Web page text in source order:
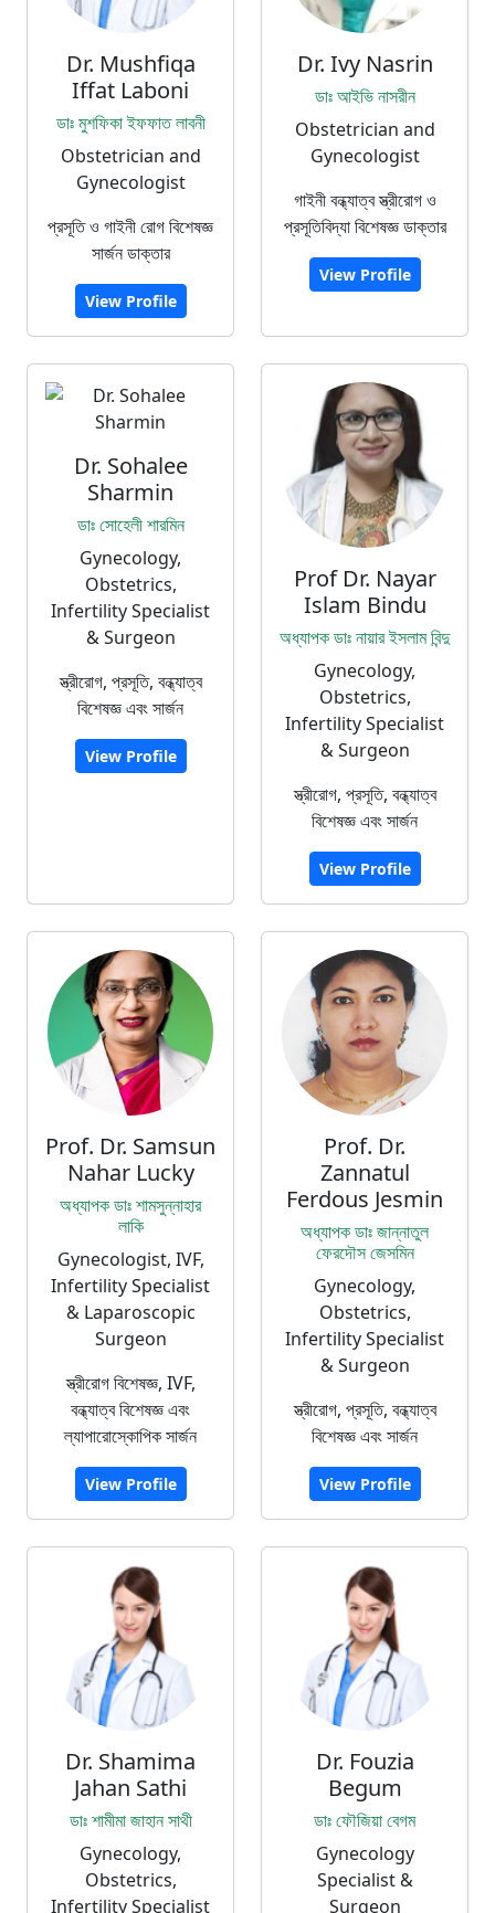
Dr. Mushfiqa
Iffat Laboni
ডাঃ মুশফিকা ইফফাত লাবনী
Obstetrician and
Gynecologist
প্রসূতি ও গাইনী রোগ বিশেষজ্ঞ
সার্জন ডাক্তার
View Profile
Dr. Ivy Nasrin
ডাঃ আইভি নাসরীন
Obstetrician and
Gynecologist
গাইনী বন্ধ্যাত্ব স্ত্রীরোগ ও
প্রসূতিবিদ্যা বিশেষজ্ঞ ডাক্তার
View Profile
Dr. Sohalee
Sharmin
ডাঃ সোহেলী শারমিন
Gynecology,
Obstetrics,
Infertility Specialist
& Surgeon
স্ত্রীরোগ, প্রসূতি, বন্ধ্যাত্ব
বিশেষজ্ঞ এবং সার্জন
View Profile
Prof Dr. Nayar
Islam Bindu
অধ্যাপক ডাঃ নায়ার ইসলাম বিন্দু
Gynecology,
Obstetrics,
Infertility Specialist
& Surgeon
স্ত্রীরোগ, প্রসূতি, বন্ধ্যাত্ব
বিশেষজ্ঞ এবং সার্জন
View Profile
Prof. Dr. Samsun
Nahar Lucky
অধ্যাপক ডাঃ শামসুন্নাহার
লাকি
Gynecologist, IVF,
Infertility Specialist
& Laparoscopic
Surgeon
স্ত্রীরোগ বিশেষজ্ঞ, IVF,
বন্ধ্যাত্ব বিশেষজ্ঞ এবং
ল্যাপারোস্কোপিক সার্জন
View Profile
Prof. Dr.
Zannatul
Ferdous Jesmin
অধ্যাপক ডাঃ জান্নাতুল
ফেরদৌস জেসমিন
Gynecology,
Obstetrics,
Infertility Specialist
& Surgeon
স্ত্রীরোগ, প্রসূতি, বন্ধ্যাত্ব
বিশেষজ্ঞ এবং সার্জন
View Profile
Dr. Shamima
Jahan Sathi
ডাঃ শামীমা জাহান সাথী
Gynecology,
Obstetrics,
Infertility Specialist
Dr. Fouzia
Begum
ডাঃ ফৌজিয়া বেগম
Gynecology
Specialist &
Surgeon